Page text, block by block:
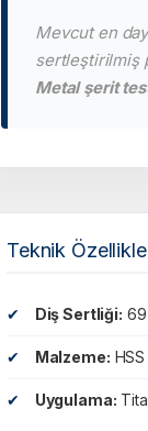
Mevcut en
sertleştirilmiş
Metal şerit
Teknik
✔ Diş Sertliği: 69
✔ Malzeme:
✔ Uygulama: